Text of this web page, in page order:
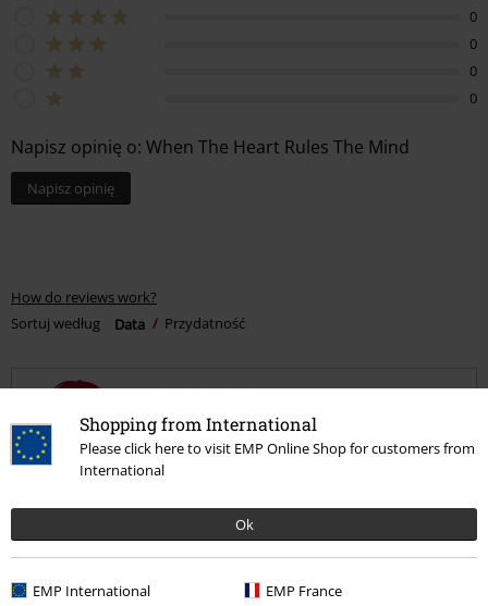
Shopping from International
Please click here to visit EMP Online Shop for customers from
International
Ok
EMP International EMP France
0
0
0
0
Napisz opinię o: When The Heart Rules The Mind
Napisz opinię
How do reviews work?
Sortuj według
Data Przydatność
Natalia W.
6 Opinie
Opublikowana: środa, 2021-05-26